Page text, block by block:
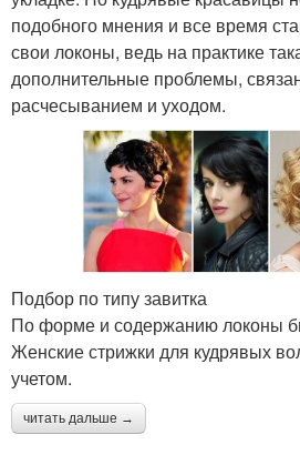
подобного мнения и все время
свои локоны, ведь на практике
дополнительные проблемы,
расчесыванием и уходом.
Подбор по типу завитка
По форме и содержанию локоны
Женские стрижки для кудрявых
учетом.
читать дальше →